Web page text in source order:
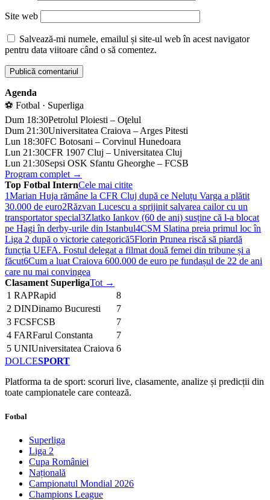
Site web
Salvează-mi numele, emailul și site-ul web în acest navigator
pentru data viitoare când o să comentez.
Agenda
⚽ Fotbal · Superliga
Dum 18:30Petrolul Ploiesti – Oţelul
Dum 21:30Universitatea Craiova – Arges Pitesti
Lun 18:30FC Botosani – Corvinul Hunedoara
Lun 21:30CFR 1907 Cluj – Universitatea Cluj
Lun 21:30Sepsi OSK Sfantu Gheorghe – FCSB
Program complet →
Top Fotbal InternCele mai citite
1Marian Huja rămâne la CFR Cluj după ce Neluțu Varga a plătit
30.000 de euro2Răzvan Lucescu a sprijinit salvarea cailor cu un
transportator special3Zlatko Iankov (60 de ani) susține că l-a blocat
pe Hagi în derby-urile din Istanbul4CSM Slatina preia primul loc în
Liga 2 după o victorie categorică5Florin Prunea riscă să piardă
funcția UEFA. Fostul delegat a filmat două femei din tribune și a
făcut6Cum a luat Craiova 600.000 de euro pe fundașul de 22 de ani
care nu mai convingea
Clasament SuperligaTot →
1 RAPRapid
8
2 DINDinamo Bucuresti
7
3 FCSFCSB
7
4 FARFarul Constanta
7
5 UNIUniversitatea Craiova 6
DOLCESPORT
Platforma ta de sport: scoruri live, clasamente, analize și predicții din
toate campionatele care contează.
Fotbal
Superliga
Liga 2
Cupa României
Națională
Campionatul Mondial 2026
Champions League